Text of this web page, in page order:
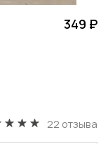
349 ₽
22 отзыва